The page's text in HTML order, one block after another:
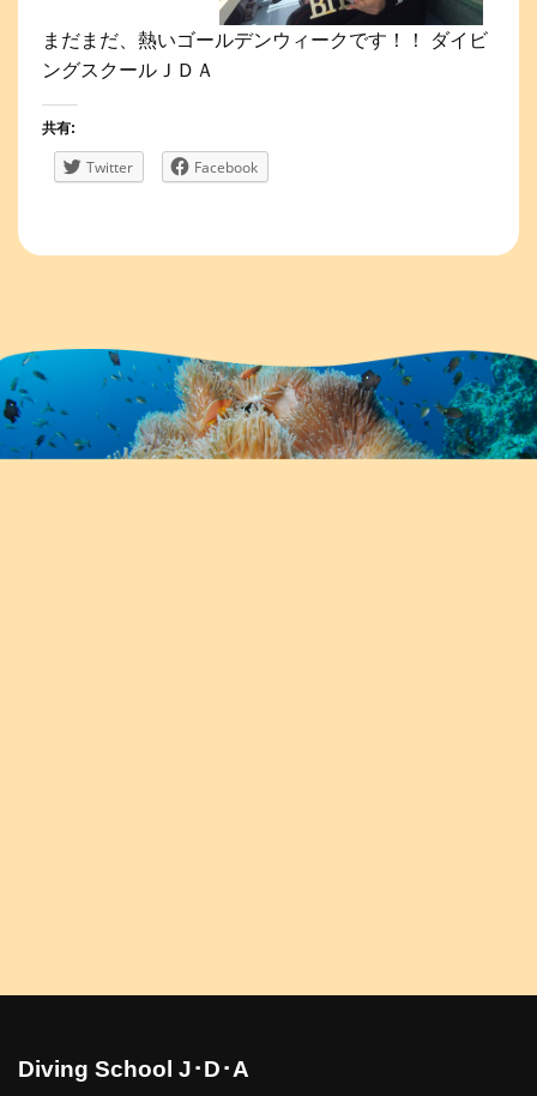
まだまだ、熱いゴールデンウィークです！！ ダイビ
ングスクールＪＤＡ
共有:
Twitter Facebook
Diving School J･D･A